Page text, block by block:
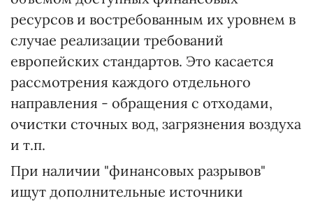
ресурсов и востребованным их уровнем в
случае реализации требований
европейских стандартов. Это касается
рассмотрения каждого отдельного
направления - обращения с отходами,
очистки сточных вод, загрязнения воздуха
и т.п.
При наличии "финансовых разрывов"
ищут дополнительные источники